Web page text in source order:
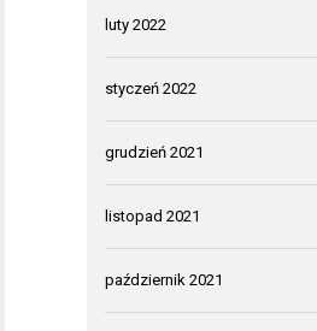
luty 2022
styczeń 2022
grudzień 2021
listopad 2021
październik 2021